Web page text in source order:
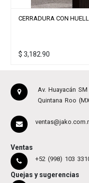
CERRADURA CON
$ 3,483.17
Av. Huayacán
Quintana Roo
Ventas
+52 (998) 103
Quejas y sugerencias